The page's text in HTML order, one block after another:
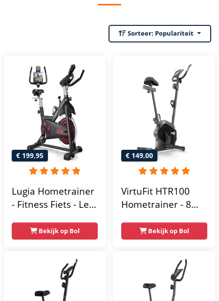
Sorteer: Populariteit
€ 199,95
Lugia Hometrainer
- Fitness Fiets - Led
Verstelbaar Zadel -
0-100% weerstand
Hartslagfunctie -
Max 130kg -
Extreem Stil
Bekijk op Bol
€ 149,00
VirtuFit HTR100
Hometrainer - 8
Weerstandniveau's
- Verstelbaar zadel
Tablethouder -
Max. 120 kg
Gebruikersgewicht
Bekijk op Bol